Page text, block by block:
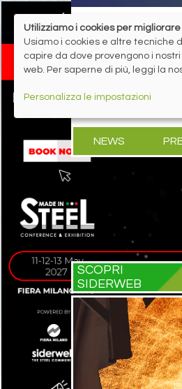
NEWS
SCOPRI
SIDERWEB
Utilizziamo i cookies per
Usiamo i cookies e altre tecniche
capire da dove provengono i
web. Per saperne di più, leggi la
Personalizza le impostazioni